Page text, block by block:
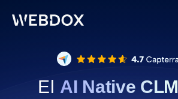
El AI Native CLM